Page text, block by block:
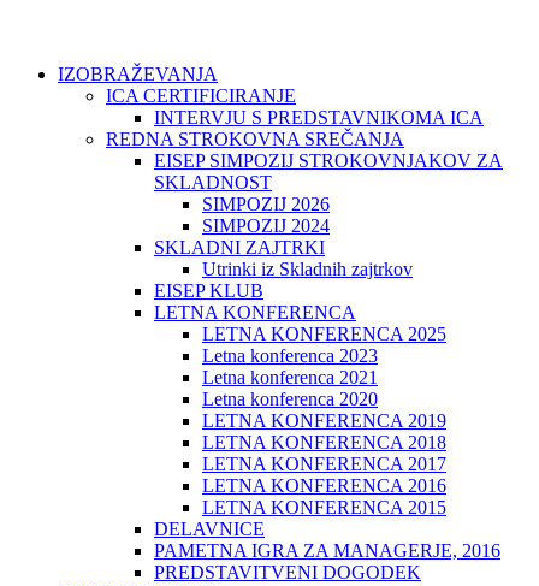
IZOBRAŽEVANJA
ICA CERTIFICIRANJE
INTERVJU S PREDSTAVNIKOMA ICA
REDNA STROKOVNA SREČANJA
EISEP SIMPOZIJ STROKOVNJAKOV ZA
SKLADNOST
SIMPOZIJ 2026
SIMPOZIJ 2024
SKLADNI ZAJTRKI
Utrinki iz Skladnih zajtrkov
EISEP KLUB
LETNA KONFERENCA
LETNA KONFERENCA 2025
Letna konferenca 2023
Letna konferenca 2021
Letna konferenca 2020
LETNA KONFERENCA 2019
LETNA KONFERENCA 2018
LETNA KONFERENCA 2017
LETNA KONFERENCA 2016
LETNA KONFERENCA 2015
DELAVNICE
PAMETNA IGRA ZA MANAGERJE, 2016
PREDSTAVITVENI DOGODEK